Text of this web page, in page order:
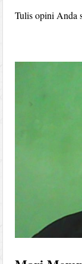
Tulis opini Anda